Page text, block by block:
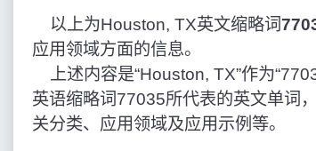
以上为Houston, TX英文缩略词
应用领域方面的信息。
上述内容是“Houston, TX”作为
英语缩略词77035所代表的英文单词
关分类、应用领域及应用示例等。